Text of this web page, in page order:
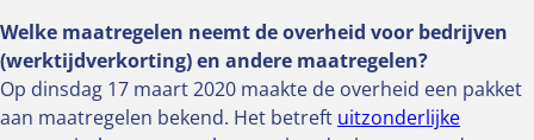
Welke maatregelen neemt de overheid voor bedrijven
(werktijdverkorting) en andere maatregelen?
Op dinsdag 17 maart 2020 maakte de overheid een pakket
aan maatregelen bekend. Het betreft uitzonderlijke